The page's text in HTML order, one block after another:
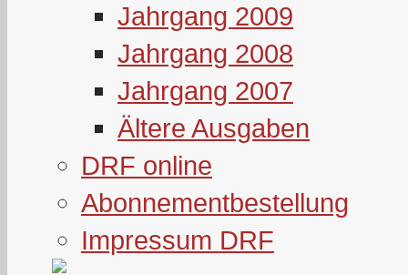
Jahrgang 2009
Jahrgang 2008
Jahrgang 2007
Ältere Ausgaben
DRF online
Abonnementbestellung
Impressum DRF